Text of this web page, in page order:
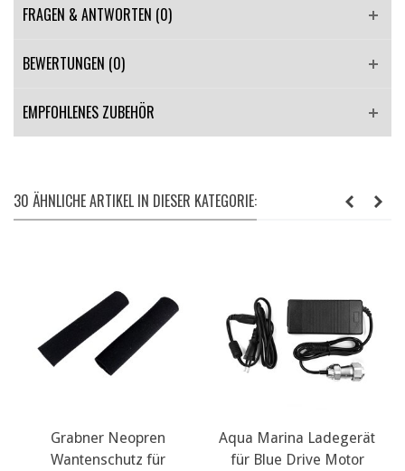
FRAGEN & ANTWORTEN (0)
BEWERTUNGEN (0)
EMPFOHLENES ZUBEHÖR
30 ÄHNLICHE ARTIKEL IN DIESER KATEGORIE:
Grabner Neopren
Wantenschutz für
Aqua Marina Ladegerät
für Blue Drive Motor